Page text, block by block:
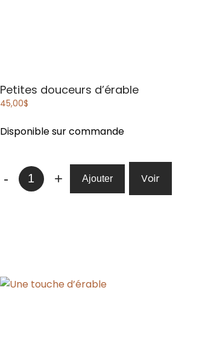
Petites douceurs d’érable
45,00$
Disponible sur commande
-
quantité
de
+ Ajouter Voir